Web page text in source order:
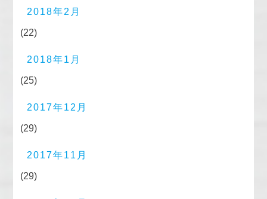
2018年2月
(22)
2018年1月
(25)
2017年12月
(29)
2017年11月
(29)